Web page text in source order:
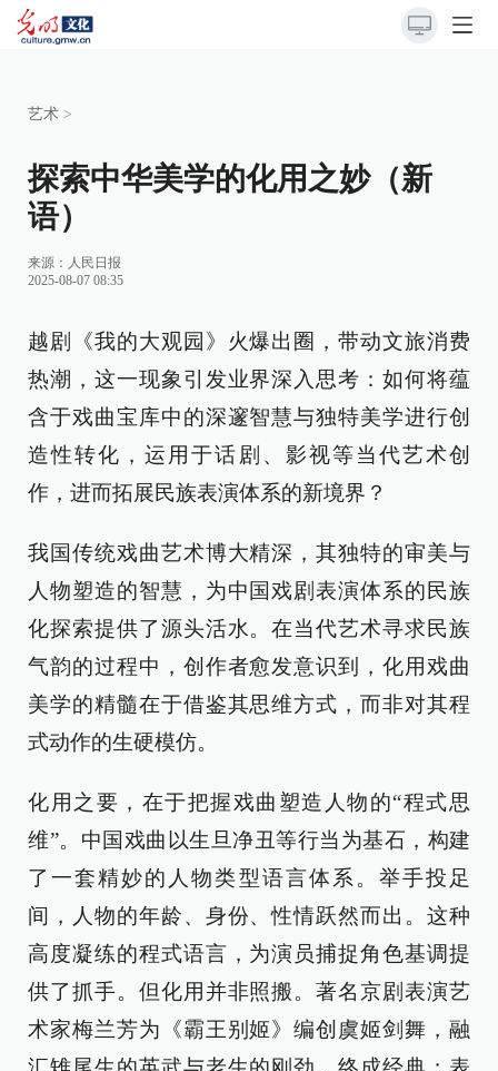
艺术 >
探索中华美学的化用之妙（新
语）
来源： 人民日报
2025-08-07 08:35
越剧《我的大观园》火爆出圈，带动文旅消费
热潮，这一现象引发业界深入思考：如何将蕴
含于戏曲宝库中的深邃智慧与独特美学进行创
造性转化，运用于话剧、影视等当代艺术创
作，进而拓展民族表演体系的新境界？
我国传统戏曲艺术博大精深，其独特的审美与
人物塑造的智慧，为中国戏剧表演体系的民族
化探索提供了源头活水。在当代艺术寻求民族
气韵的过程中，创作者愈发意识到，化用戏曲
美学的精髓在于借鉴其思维方式，而非对其程
式动作的生硬模仿。
化用之要，在于把握戏曲塑造人物的“程式思
维”。中国戏曲以生旦净丑等行当为基石，构建
了一套精妙的人物类型语言体系。举手投足
间，人物的年龄、身份、性情跃然而出。这种
高度凝练的程式语言，为演员捕捉角色基调提
供了抓手。但化用并非照搬。著名京剧表演艺
术家梅兰芳为《霸王别姬》编创虞姬剑舞，融